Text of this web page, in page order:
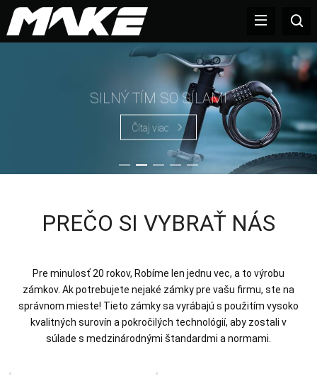
SILNÝ TÍM SO SÍLAMI
Čítaj viac
PREČO SI VYBRAŤ NÁS
Pre minulosť 20 rokov, Robíme len jednu vec, a to výrobu
zámkov. Ak potrebujete nejaké zámky pre vašu firmu, ste na
správnom mieste! Tieto zámky sa vyrábajú s použitím vysoko
kvalitných surovín a pokročilých technológií, aby zostali v
súlade s medzinárodnými štandardmi a normami.